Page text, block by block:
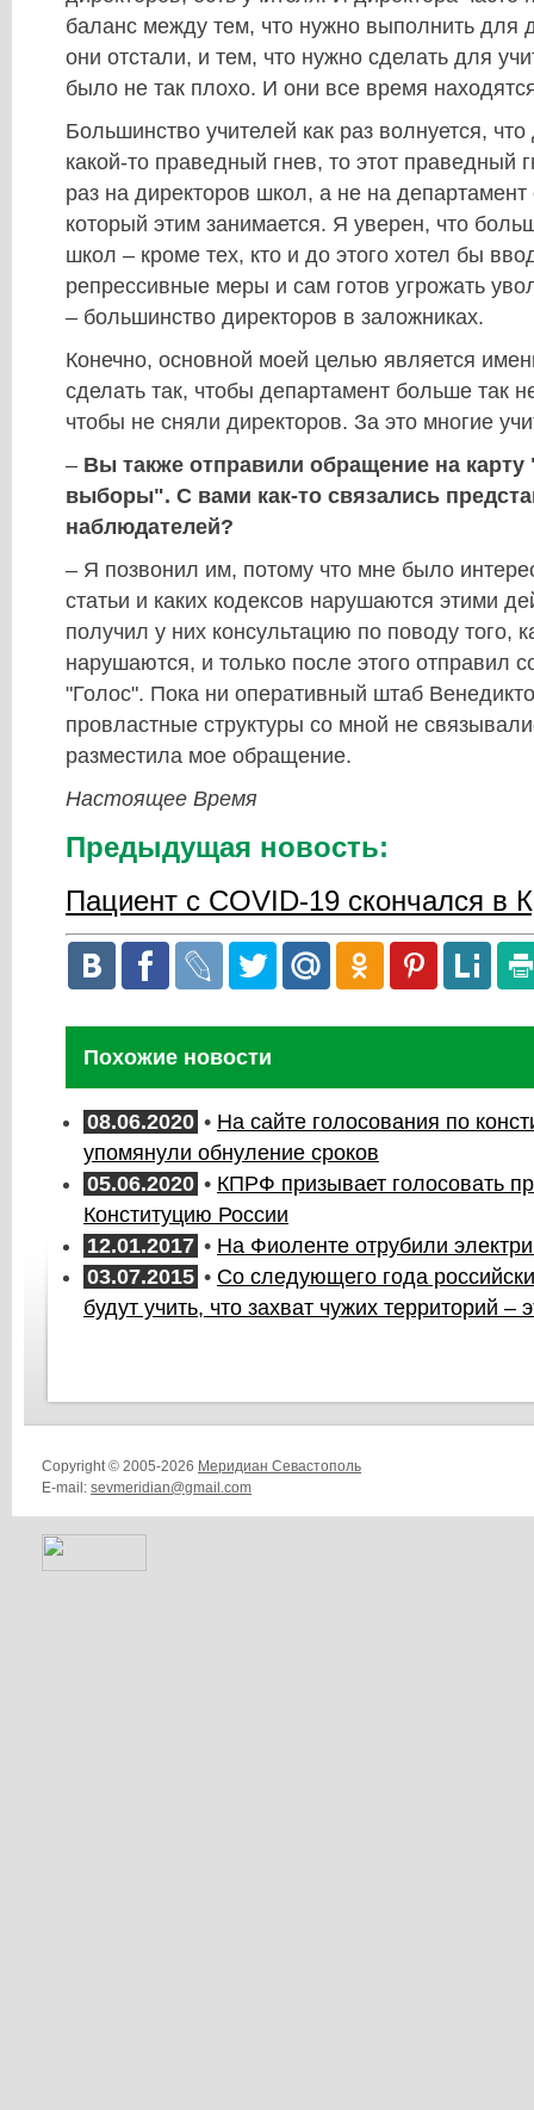
баланс между тем, что нужно выполнить для
они отстали, и тем, что нужно сделать для
было не так плохо. И они все время
Большинство учителей как раз волнуется,
какой-то праведный гнев, то этот праведный
раз на директоров школ, а не на департамент
который этим занимается. Я уверен, что
школ – кроме тех, кто и до этого хотел бы
репрессивные меры и сам готов угрожать
– большинство директоров в заложниках.
Конечно, основной моей целью является
сделать так, чтобы департамент больше так
чтобы не сняли директоров. За это многие
– Вы также отправили обращение на карту
выборы". С вами как-то связались
наблюдателей?
– Я позвонил им, потому что мне было
статьи и каких кодексов нарушаются этими
получил у них консультацию по поводу того,
нарушаются, и только после этого отправил
"Голос". Пока ни оперативный штаб
провластные структуры со мной не
разместила мое обращение.
Настоящее Время
Предыдущая новость:
Пациент с COVID-19 скончался в
Похожие новости
08.06.2020 • На сайте голосования по
упомянули обнуление сроков
05.06.2020 • КПРФ призывает голосовать
Конституцию России
12.01.2017 • На Фиоленте отрубили
03.07.2015 • Со следующего года
будут учить, что захват чужих территорий –
Copyright © 2005-2026 Меридиан Севастополь
E-mail: sevmeridian@gmail.com